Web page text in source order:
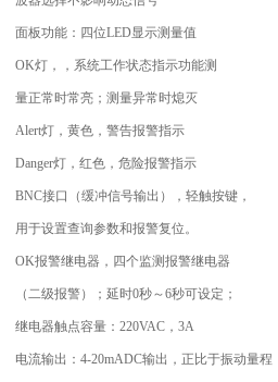
面板功能：四位LED显示测量值
OK灯，，系统工作状态指示功能测
量正常时常亮；测量异常时熄灭
Alert灯，黄色，警告报警指示
Danger灯，红色，危险报警指示
BNC接口（缓冲信号输出），轻触按键，
用于设置查询参数和报警复位。
OK报警继电器，四个监测报警继电器
（二级报警）；延时0秒～6秒可设定；
继电器触点容量：220VAC，3A
电流输出：4-20mADC输出，正比于振动量程